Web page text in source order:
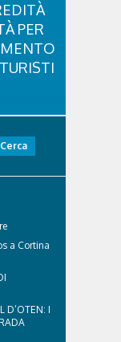
PER
durante i
una...
a Cortina
D’OTEN: I